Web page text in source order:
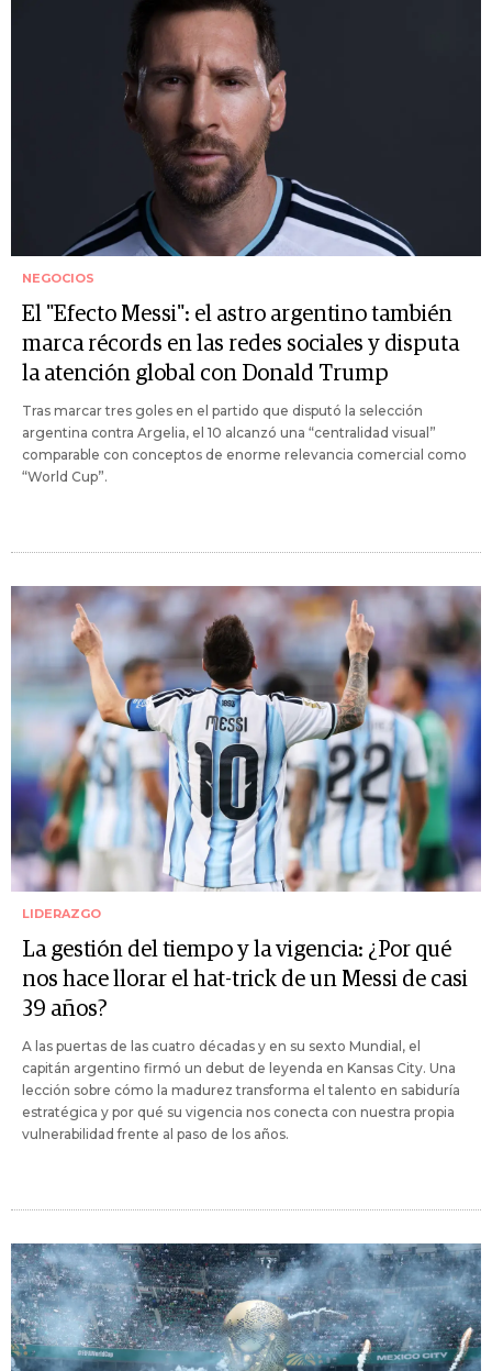
NEGOCIOS
El "Efecto Messi": el astro argentino también
marca récords en las redes sociales y disputa
la atención global con Donald Trump
Tras marcar tres goles en el partido que disputó la selección
argentina contra Argelia, el 10 alcanzó una “centralidad visual”
comparable con conceptos de enorme relevancia comercial como
“World Cup”.
LIDERAZGO
La gestión del tiempo y la vigencia: ¿Por qué
nos hace llorar el hat-trick de un Messi de casi
39 años?
A las puertas de las cuatro décadas y en su sexto Mundial, el
capitán argentino firmó un debut de leyenda en Kansas City. Una
lección sobre cómo la madurez transforma el talento en sabiduría
estratégica y por qué su vigencia nos conecta con nuestra propia
vulnerabilidad frente al paso de los años.